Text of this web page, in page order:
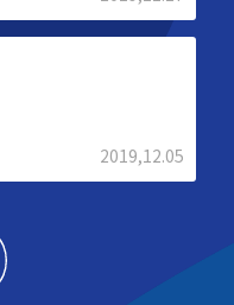
2019,12.05